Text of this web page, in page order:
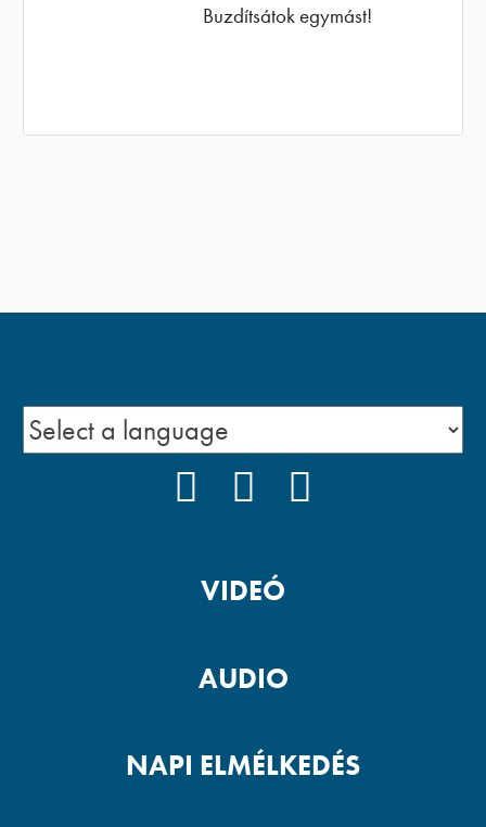
Buzdítsátok egymást!
VIDEÓ
AUDIO
NAPI ELMÉLKEDÉS